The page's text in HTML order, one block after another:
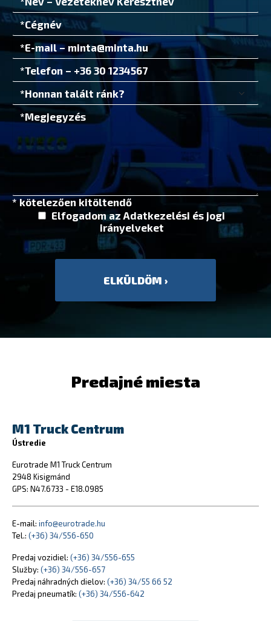
* kötelezően kitöltendő
Elfogadom az Adatkezelési és jogi
irányelveket
Predajné miesta
M1 Truck Centrum
Ústredie
Eurotrade M1 Truck Centrum
2948 Kisigmánd
GPS: N47.6733 - E18.0985
E-mail: info@eurotrade.hu
Tel.: (+36) 34/556-650
Predaj vozidiel: (+36) 34/556-655
Služby: (+36) 34/556-657
Predaj náhradných dielov: (+36) 34/55 66 52
Predaj pneumatík: (+36) 34/556-642